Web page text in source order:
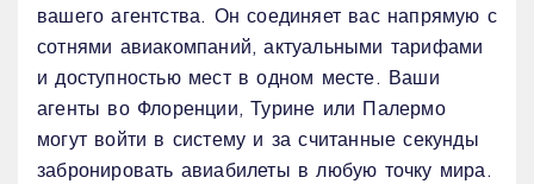
вашего агентства. Он соединяет вас напрямую с
сотнями авиакомпаний, актуальными тарифами
и доступностью мест в одном месте. Ваши
агенты во Флоренции, Турине или Палермо
могут войти в систему и за считанные секунды
забронировать авиабилеты в любую точку мира.